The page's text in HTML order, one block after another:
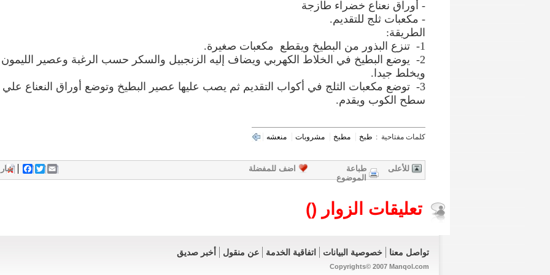
- أوراق‏ ‏نعناع‏ ‏خضراء‏ ‏طازجة
- مكعبات‏ ‏ثلج‏ ‏للتقديم‏.‏
الطريقة:
‏2- ‏يوضع‏ ‏البطيخ‏ ‏في‏ ‏الخلاط‏ ‏الكهربي‏ ‏ويضاف‏ ‏إليه‏ ‏الزنجبيل‏ ‏والسكر‏ ‏حسب‏ ‏الرغبة‏ ‏وعصير‏ ‏الليمون‏
‏ويخلط‏ ‏جيدا‏.‏
‏3- ‏توضع‏ ‏مكعبات‏ ‏الثلج‏ ‏في‏ ‏أكواب‏ ‏التقديم‏ ‏ثم‏ ‏يصب‏ ‏عليها‏ ‏عصير‏ ‏البطيخ‏ ‏وتوضع‏ ‏أوراق‏ ‏النعناع‏ ‏علي‏
‏سطح‏ ‏الكوب‏ ويقدم.
كلمات مفتاحية : طبخ مطبخ مشروبات منعشه
للأعلى
طباعة
الموضوع
اضف للمفضلة TwitterEmail
تعليقات الزوار ()
أخبر صديق عن منقول اتفاقية الخدمة خصوصية البيانات تواصل معنا
Copyrights© 2007 Manqol.com